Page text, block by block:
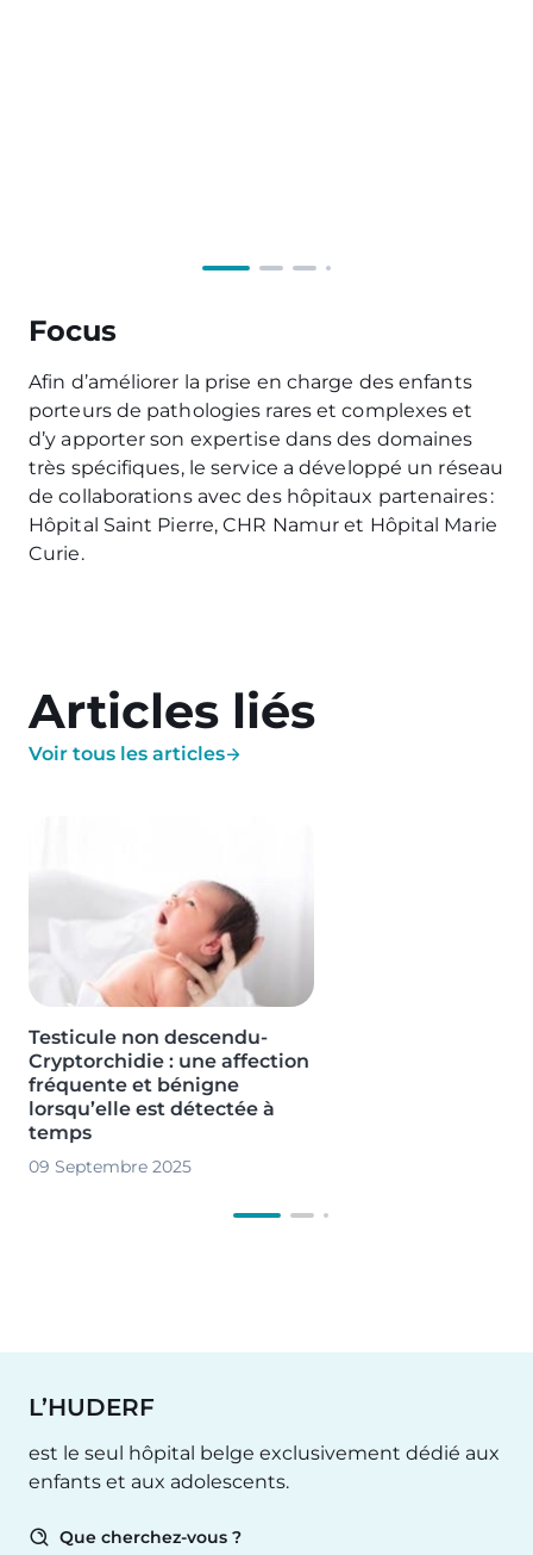
Focus
Afin d’améliorer la prise en charge des enfants
porteurs de pathologies rares et complexes et
d’y apporter son expertise dans des domaines
très spécifiques, le service a développé un réseau
de collaborations avec des hôpitaux partenaires :
Hôpital Saint Pierre, CHR Namur et Hôpital Marie
Curie.
Articles liés
Voir tous les articles
Testicule non descendu-
Cryptorchidie : une affection
fréquente et bénigne
lorsqu’elle est détectée à
temps
09 Septembre 2025
L’HUDERF
est le seul hôpital belge exclusivement dédié aux
enfants et aux adolescents.
Que cherchez-vous ?